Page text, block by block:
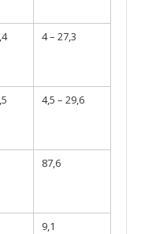
4 – 27,3
4,5 – 29,6
87,6
9,1